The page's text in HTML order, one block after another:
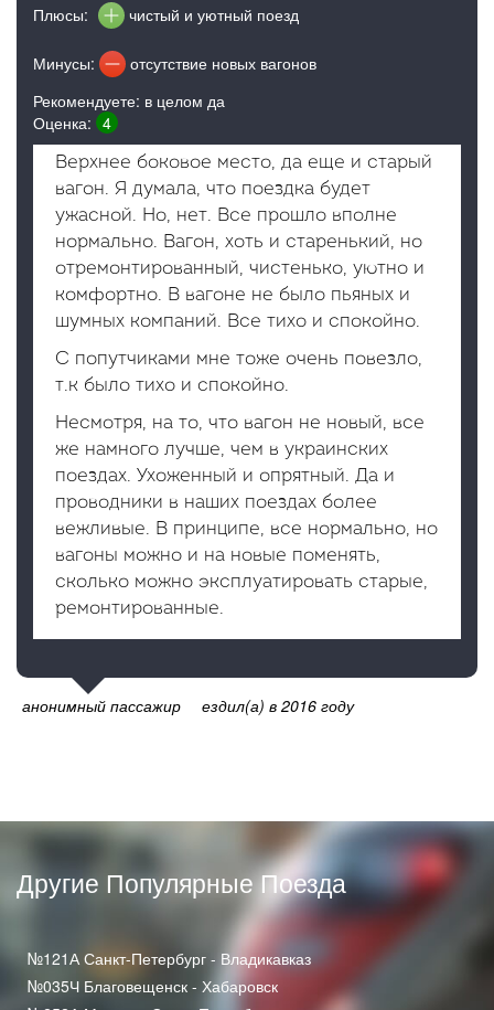
Плюсы:
чистый и уютный поезд
Минусы:
отсутствие новых вагонов
Рекомендуете: в целом да
Оценка: 4
Верхнее боковое место, да еще и старый
вагон. Я думала, что поездка будет
ужасной. Но, нет. Все прошло вполне
нормально. Вагон, хоть и старенький, но
отремонтированный, чистенько, уютно и
комфортно. В вагоне не было пьяных и
шумных компаний. Все тихо и спокойно.
С попутчиками мне тоже очень повезло,
т.к было тихо и спокойно.
Несмотря, на то, что вагон не новый, все
же намного лучше, чем в украинских
поездах. Ухоженный и опрятный. Да и
проводники в наших поездах более
вежливые. В принципе, все нормально, но
вагоны можно и на новые поменять,
сколько можно эксплуатировать старые,
ремонтированные.
анонимный пассажир ездил(а) в 2016 году
Другие Популярные Поезда
№121А Санкт-Петербург - Владикавказ
№035Ч Благовещенск - Хабаровск